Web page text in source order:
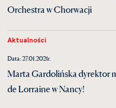
Orchestra w Chorwacji
Aktualności
Data: 27.01.2021r.
Marta Gardolińska dyrektor
de Lorraine w Nancy!